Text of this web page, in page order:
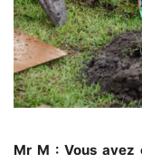
Mr M : Vous avez